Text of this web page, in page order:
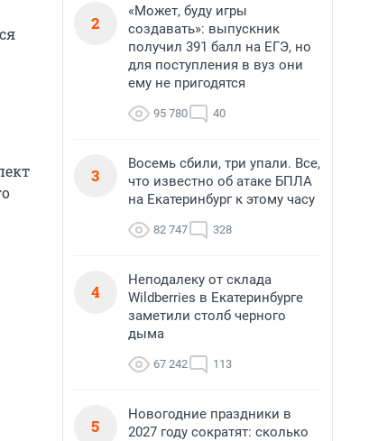
2
«Может, буду игры
создавать»: выпускник
получил 391 балл на ЕГЭ, но
для поступления в вуз они
ему не пригодятся
95 780 40
3
Восемь сбили, три упали. Все,
что известно об атаке БПЛА
на Екатеринбург к этому часу
82 747 328
4
Неподалеку от склада
Wildberries в Екатеринбурге
заметили столб черного
дыма
67 242 113
5
Новогодние праздники в
2027 году сократят: сколько